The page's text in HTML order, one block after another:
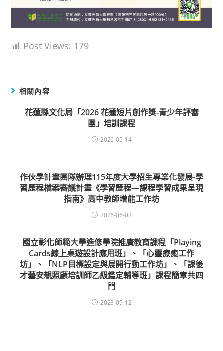
Post Views: 179
相關內容
花蓮縣文化局「2026 花蓮短片創作獎-青少年評審
團」培訓課程
2026-05-14
作伙學計畫團隊辦理115年度大學招生專業化發展-學
習歷程檔案審議計畫《學習歷程—課程學習成果呈現
指南》高中教師增能工作坊
2026-06-03
國立彰化師範大學進修學院推廣教育課程「Playing
Cards線上桌遊設計應用班」、「心靈療癒工作
坊」、「NLP目標設定與展開行動工作坊」、「課後
才藝安親照顧培訓師乙級鑑定輔導班」課程簡章共四
門
2023-09-12